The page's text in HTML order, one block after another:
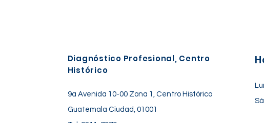
Diagnóstico Profesional, Centro
Histórico
9a Avenida 10-00 Zona 1, Centro Histórico
Guatemala Ciudad, 01001